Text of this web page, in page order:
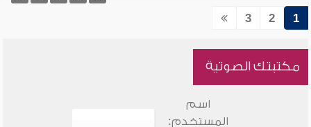
1
2
3
مكتبتك الصوتية
اسم
المستخدم: